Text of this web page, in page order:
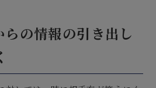
らの情報の引き出し